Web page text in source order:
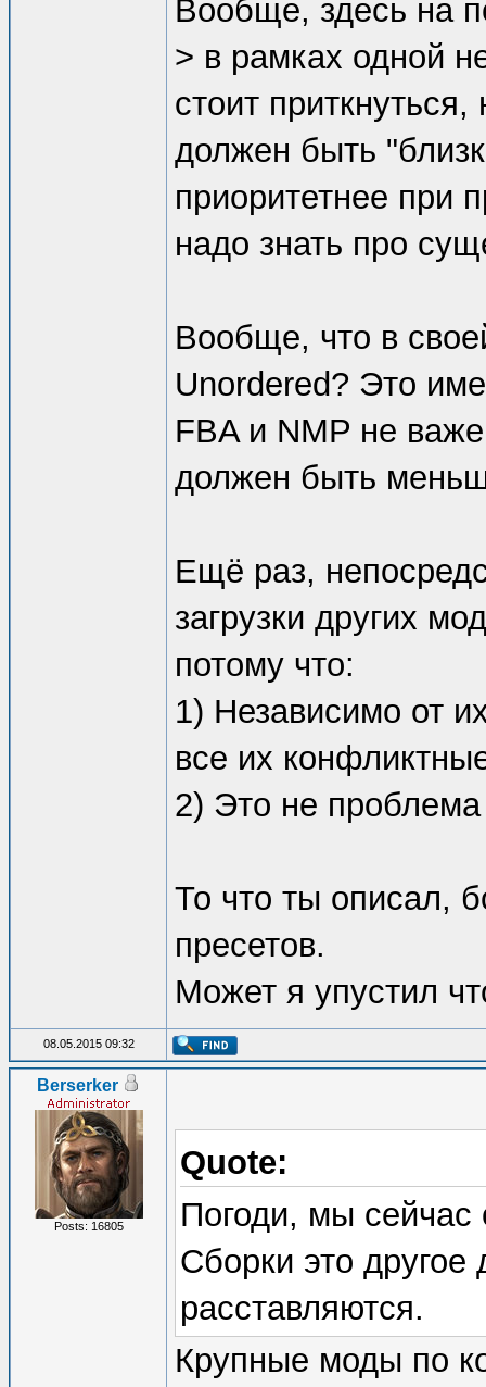
Вообще, здесь на
> в рамках одной
стоит
должен быть
приоритетнее при
надо знать про
Вообще, что в
Unordered? Это
FBA и NMP не
должен быть
Ещё раз,
загрузки других
потому что:
1) Независимо от
все их
2) Это не проблема
То что ты описал,
пресетов.
Может я упустил
08.05.2015 09:32
Berserker
Posts: 16805
Quote:
Погоди, мы сейчас
Сборки это
расставляются.
Крупные моды по